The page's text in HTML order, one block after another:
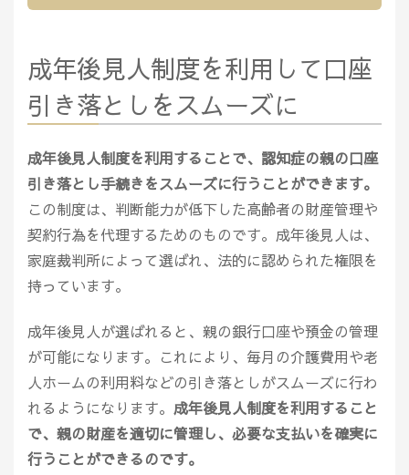
成年後見人制度を利用して口座
引き落としをスムーズに
成年後見人制度を利用することで、認知症の親の口座
引き落とし手続きをスムーズに行うことができます。
この制度は、判断能力が低下した高齢者の財産管理や
契約行為を代理するためのものです。成年後見人は、
家庭裁判所によって選ばれ、法的に認められた権限を
持っています。
成年後見人が選ばれると、親の銀行口座や預金の管理
が可能になります。これにより、毎月の介護費用や老
人ホームの利用料などの引き落としがスムーズに行わ
れるようになります。 成年後見人制度を利用すること
で、親の財産を適切に管理し、必要な支払いを確実に
行うことができるのです。